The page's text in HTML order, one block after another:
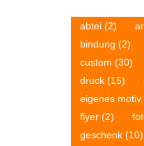
abtei (2)
bindung (2)
custom (30)
druck (15)
eigenes motiv
flyer (2)
geschenk (10)